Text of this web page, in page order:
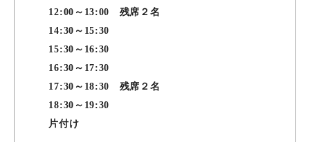
12:00～13:00 残席２名
14:30～15:30
15:30～16:30
16:30～17:30
17:30～18:30 残席２名
18:30～19:30
片付け